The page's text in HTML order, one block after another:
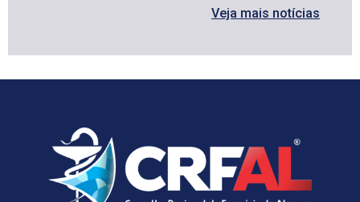
Veja mais notícias